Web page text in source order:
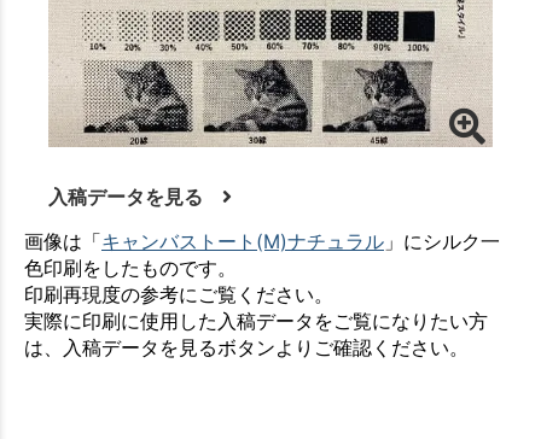
入稿データを見る
画像は「キャンバストート(M)ナチュラル 」にシルク一
色印刷をしたものです。
印刷再現度の参考にご覧ください。
実際に印刷に使用した入稿データをご覧になりたい方
は、入稿データを見るボタンよりご確認ください。